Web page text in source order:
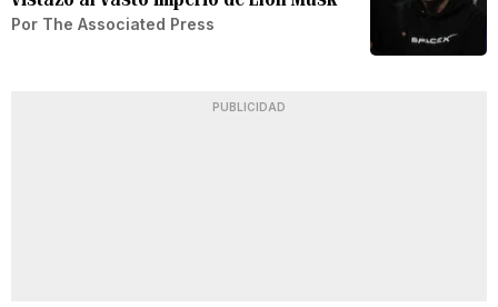
Por The Associated Press
PUBLICIDAD